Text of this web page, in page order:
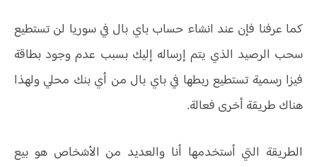
كما عرفنا فإن عند انشاء حساب باي بال في سوريا لن تستطيع
سحب الرصيد الذي يتم إرساله إليك بسبب عدم وجود بطاقة
فيزا رسمية تستطيع ربطها في باي بال من أي بنك محلي ولهذا
هناك طريقة أخرى فعالة.
الطريقة التي أستخدمها أنا والعديد من الأشخاص هو بيع